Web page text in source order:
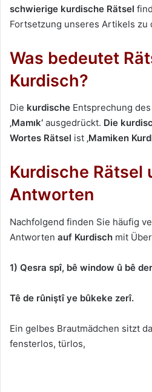
schwierige kurdische Rätsel
Fortsetzung unseres Artikels zu
Was bedeutet
Kurdisch?
Die kurdische Entsprechung
‚Mamık‘ ausgedrückt. Die
Wortes Rätsel ist ‚Mamiken
Kurdische Rätsel
Antworten
Nachfolgend finden Sie häufig
Antworten auf Kurdisch mit
1) Qesra spî, bê window û bê
Tê de rûniştî ye bûkeke zerî.
Ein gelbes Brautmädchen sitzt
fensterlos, türlos,